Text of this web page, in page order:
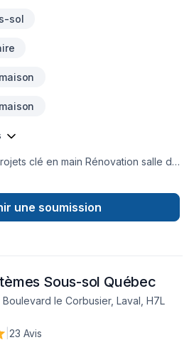
sol
vous servir
une soumission
Sous-sol Québec
le Corbusier, Laval, H7L
23 Avis